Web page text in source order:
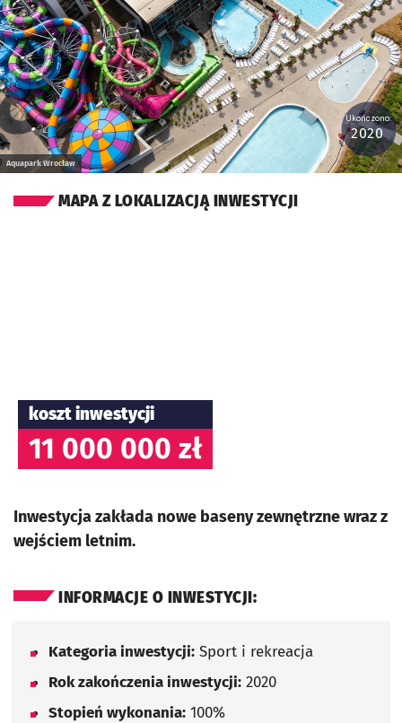
Aquapark Wrocław
Ukończono:
2020
MAPA Z LOKALIZACJĄ INWESTYCJI
koszt inwestycji
11 000 000 zł
Inwestycja zakłada nowe baseny zewnętrzne wraz z
wejściem letnim.
INFORMACJE O INWESTYCJI:
Kategoria inwestycji: Sport i rekreacja
Rok zakończenia inwestycji: 2020
Stopień wykonania: 100%